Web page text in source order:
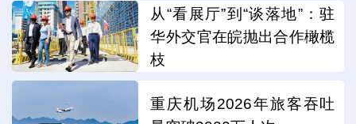
从“看展厅”到“谈落地”：驻
华外交官在皖抛出合作橄榄
枝
重庆机场2026年旅客吞吐